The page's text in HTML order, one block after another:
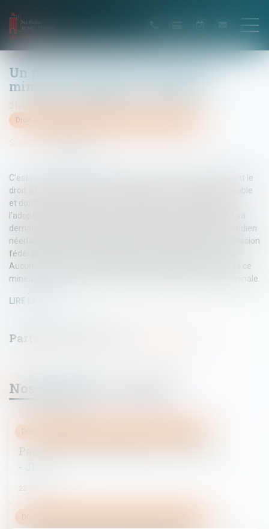
Un premier cas d'euthanasie d'un
mineur en Belgique - Le Figaro
Droit de la famille, des personnes et de leur patrimoine
C'est un première depuis l'adoption, en 2014, de la loi étendant le
droit à l'euthanasie aux mineurs atteints d'une maladie incurable
et dont les souffrances sont insupportables. Deux ans après
l'adoption de la loi l'autorisant, un mineur a été euthanasié à sa
demande en Belgique. L'information a été confirmée au quotidien
néerlandophone Het Neuwsblad par le président de la Commission
fédérale de contrôle et d'évaluation de l'euthanasie, samedi.
Aucune précision n'a été donnée sur l'identité ou le dossier de ce
mineur, si ce n'est qu'il souffrait d'une maladie en phase terminale.
LIRE LA SUITE
Nos dernières actualités
Pacs : impôts, avantages et convention
- JDN
22/09/2016
Droit de la famille, des personnes et de leur patrimoine